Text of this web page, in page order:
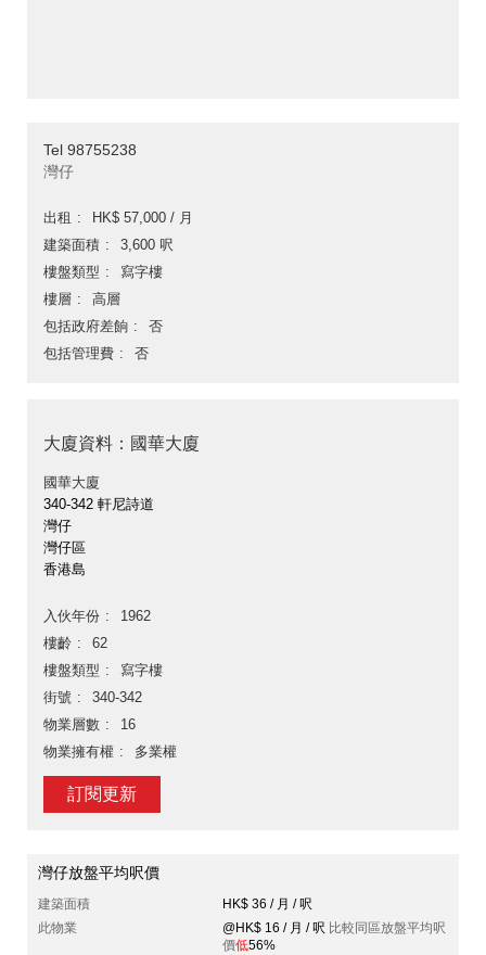
Tel 98755238
灣仔
出租
HK$ 57,000 / 月
建築面積
3,600 呎
樓盤類型
寫字樓
樓層
高層
包括政府差餉
否
包括管理費
否
大廈資料：國華大廈
國華大廈
340-342 軒尼詩道
灣仔
灣仔區
香港島
入伙年份
1962
樓齡
62
樓盤類型
寫字樓
街號
340-342
物業層數
16
物業擁有權
多業權
訂閱更新
灣仔放盤平均呎價
建築面積
HK$ 36 / 月 / 呎
此物業
@HK$ 16 / 月 / 呎 比較同區放盤平均呎
價低56%